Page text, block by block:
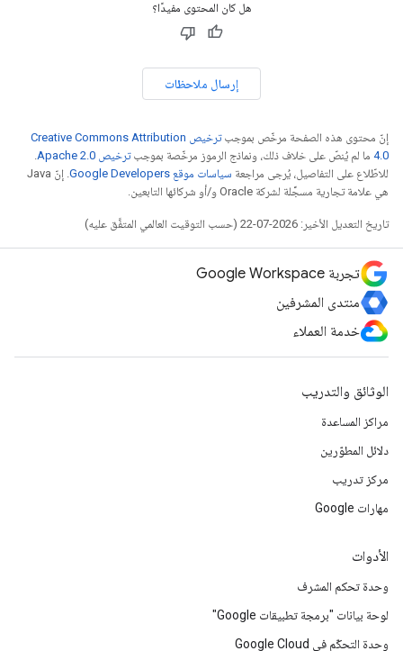
هل كان المحتوى مفيدًا؟
إرسال ملاحظات
إنّ محتوى هذه الصفحة مرخّص بموجب
ترخيص Creative Commons Attribution
4.0‏ ما لم يُنصّ على خلاف ذلك، ونماذج الرموز مرخّصة بموجبترخيص Apache 2.0‏
.
للاطّلاع على التفاصيل، يُرجى مراجعة سياسات موقع Google Developers‏
. إنّ Java
هي علامة تجارية مسجَّلة لشركة Oracle و/أو شركائها التابعين.
تاريخ التعديل الأخير: 2026-07-22 (حسب التوقيت العالمي المتفَّق عليه)
تجربة Google Workspace
منتدى المشرفين
خدمة العملاء
الوثائق والتدريب
مراكز المساعدة
دلائل المطوّرين
مركز تدريب
مهارات Google
الأدوات
وحدة تحكم المشرف
لوحة بيانات "برمجة تطبيقات Google"
وحدة التحكّم في Google Cloud